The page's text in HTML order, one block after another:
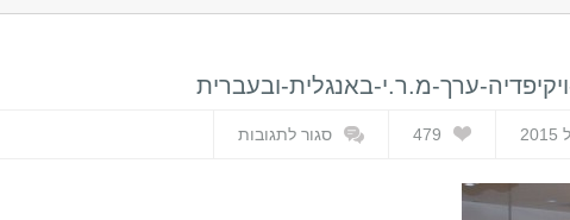
קונג
עולם הרפואה ו...
ערך-מ.ר.י-באנגלית-ובעברית
479
סגור לתגובות